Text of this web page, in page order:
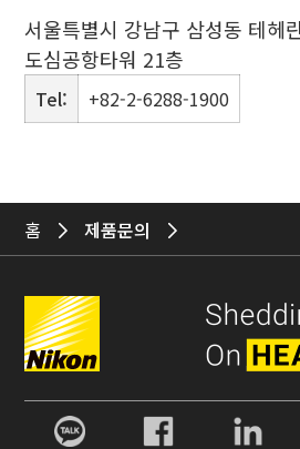
서울특별시 강남구 삼성동 테헤
도심공항타워 21층
Tel: +82-2-6288-1900
홈 제품문의